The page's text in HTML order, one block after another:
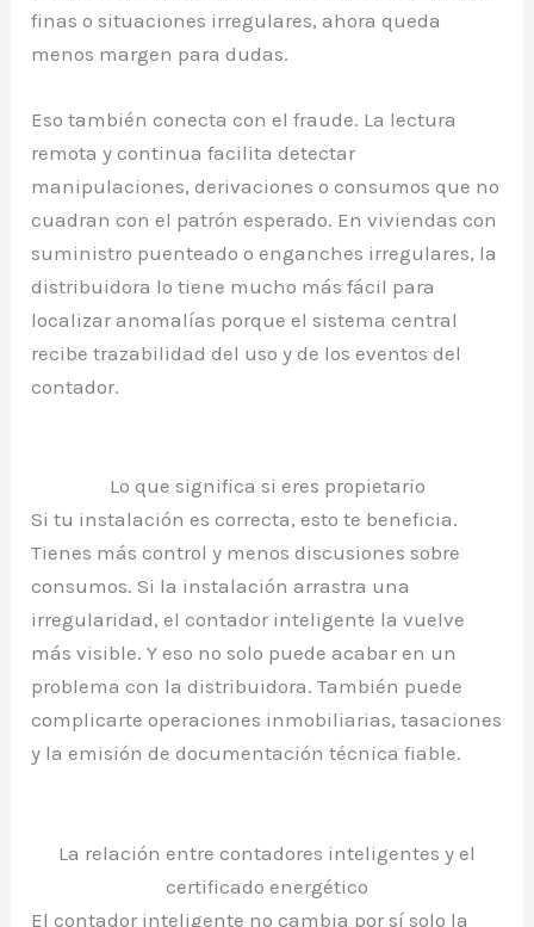
finas o situaciones irregulares, ahora queda
menos margen para dudas.
Eso también conecta con el fraude. La lectura
remota y continua facilita detectar
manipulaciones, derivaciones o consumos que no
cuadran con el patrón esperado. En viviendas con
suministro puenteado o enganches irregulares, la
distribuidora lo tiene mucho más fácil para
localizar anomalías porque el sistema central
recibe trazabilidad del uso y de los eventos del
contador.
Lo que significa si eres propietario
Si tu instalación es correcta, esto te beneficia.
Tienes más control y menos discusiones sobre
consumos. Si la instalación arrastra una
irregularidad, el contador inteligente la vuelve
más visible. Y eso no solo puede acabar en un
problema con la distribuidora. También puede
complicarte operaciones inmobiliarias, tasaciones
y la emisión de documentación técnica fiable.
La relación entre contadores inteligentes y el
certificado energético
El contador inteligente no cambia por sí solo la